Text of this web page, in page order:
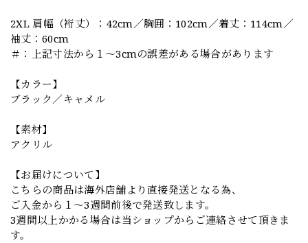
2XL 肩幅（裄丈）：42cm／胸囲：102cm／着丈：114cm／
袖丈：60cm
＃：上記寸法から１～3cmの誤差がある場合があります
【カラー】
ブラック／キャメル
【素材】
アクリル
【お届けについて】
こちらの商品は海外店舗より直接発送となる為、
ご入金から１～3週間前後で発送致します。
3週間以上かかる場合は当ショップからご連絡させて頂きま
す。